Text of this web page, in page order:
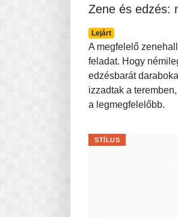
Zene és edzés:
Lejárt
A megfelelő
feladat. Hogy
edzésbarát
izzadtak a
a legmegfelelőbb.
STÍLUS